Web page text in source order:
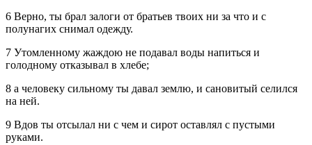
6 Верно, ты брал залоги от братьев твоих ни за что и с
полунагих снимал одежду.
7 Утомленному жаждою не подавал воды напиться и
голодному отказывал в хлебе;
8 а человеку сильному ты давал землю, и сановитый селился
на ней.
9 Вдов ты отсылал ни с чем и сирот оставлял с пустыми
руками.